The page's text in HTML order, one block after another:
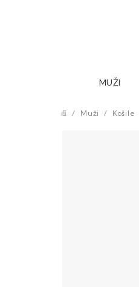
MUŽI
Domů
/ Muži / Košile